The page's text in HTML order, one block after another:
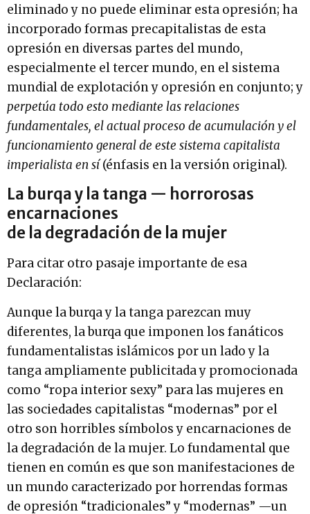
eliminado y no puede eliminar esta opresión; ha
incorporado formas precapitalistas de esta
opresión en diversas partes del mundo,
especialmente el tercer mundo, en el sistema
mundial de explotación y opresión en conjunto; y
perpetúa todo esto mediante las relaciones
fundamentales, el actual proceso de acumulación y el
funcionamiento general de este sistema capitalista
imperialista en sí(énfasis en la versión original).
La burqa y la tanga — horrorosas
encarnaciones
de la degradación de la mujer
Para citar otro pasaje importante de esa
Declaración:
Aunque la burqa y la tanga parezcan muy
diferentes, la burqa que imponen los fanáticos
fundamentalistas islámicos por un lado y la
tanga ampliamente publicitada y promocionada
como “ropa interior sexy” para las mujeres en
las sociedades capitalistas “modernas” por el
otro son horribles símbolos y encarnaciones de
la degradación de la mujer. Lo fundamental que
tienen en común es que son manifestaciones de
un mundo caracterizado por horrendas formas
de opresión “tradicionales” y “modernas” —un